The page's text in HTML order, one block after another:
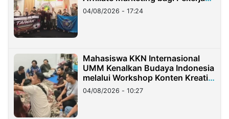
Migran Indonesia di Taiwan
04/08/2026 - 17:24
Mahasiswa KKN Internasional
UMM Kenalkan Budaya Indonesia
melalui Workshop Konten Kreatif
di Taiwan
04/08/2026 - 10:27